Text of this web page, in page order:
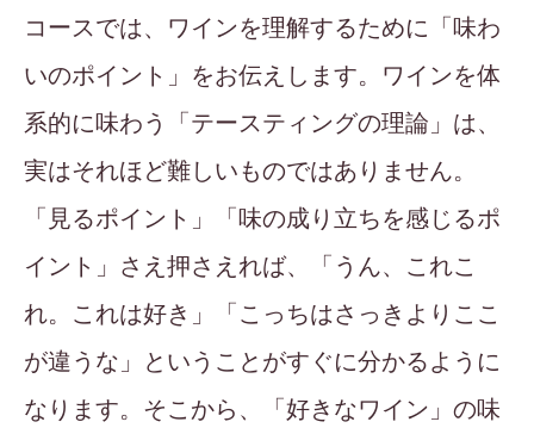
コースでは、ワインを理解するために「味わ
いのポイント」をお伝えします。ワインを体
系的に味わう「テースティングの理論」は、
実はそれほど難しいものではありません。
「見るポイント」「味の成り立ちを感じるポ
イント」さえ押さえれば、「うん、これこ
れ。これは好き」「こっちはさっきよりここ
が違うな」ということがすぐに分かるように
なります。そこから、「好きなワイン」の味